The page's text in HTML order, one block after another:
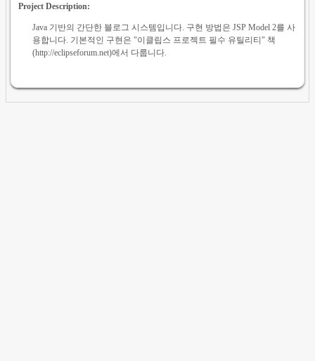
Project Description:
Java 기반의 간단한 블로그 시스템입니다. 구현 방법은 JSP Model 2를 사
용합니다. 기본적인 구현은 "이클립스 프로젝트 필수 유틸리티" 책
(http://eclipseforum.net)에서 다룹니다.